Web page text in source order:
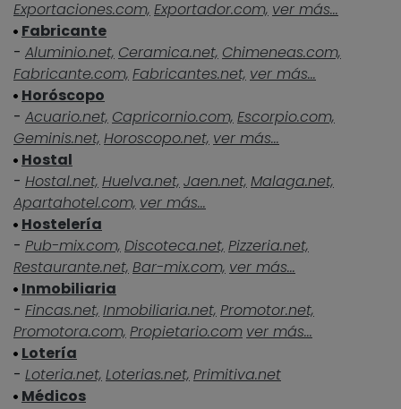
Exportaciones.com, Exportador.com, ver más...
Fabricante
- Aluminio.net, Ceramica.net, Chimeneas.com,
Fabricante.com, Fabricantes.net, ver más...
Horóscopo
- Acuario.net, Capricornio.com, Escorpio.com,
Geminis.net, Horoscopo.net, ver más...
Hostal
- Hostal.net, Huelva.net, Jaen.net, Malaga.net,
Apartahotel.com, ver más...
Hostelería
- Pub-mix.com, Discoteca.net, Pizzeria.net,
Restaurante.net, Bar-mix.com, ver más...
Inmobiliaria
- Fincas.net, Inmobiliaria.net, Promotor.net,
Promotora.com, Propietario.com ver más...
Lotería
- Loteria.net, Loterias.net, Primitiva.net
Médicos